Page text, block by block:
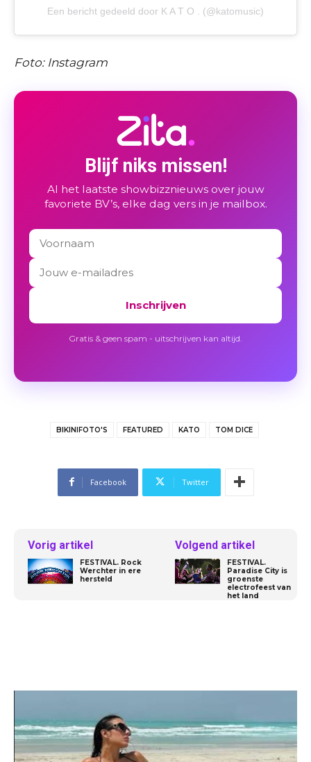
Een bericht gedeeld door K A T O . (@katomusic)
Foto: Instagram
Blijf niks missen!
Al het laatste showbizznieuws over jouw
favoriete BV’s, elke dag vers in je mailbox.
Inschrijven
Gratis & geen spam - uitschrijven kan altijd.
BIKINIFOTO'S FEATURED KATO TOM DICE
Facebook Twitter
Vorig artikel
FESTIVAL. Rock
Werchter in ere
hersteld
Volgend artikel
FESTIVAL.
Paradise City is
groenste
electrofeest van
het land